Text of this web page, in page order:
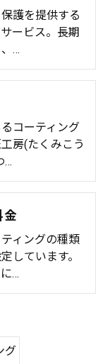
護を提供する
ービス。長期
…
コーティング
房(たくみこう
…
金
ィングの種類
しています。
…
グ